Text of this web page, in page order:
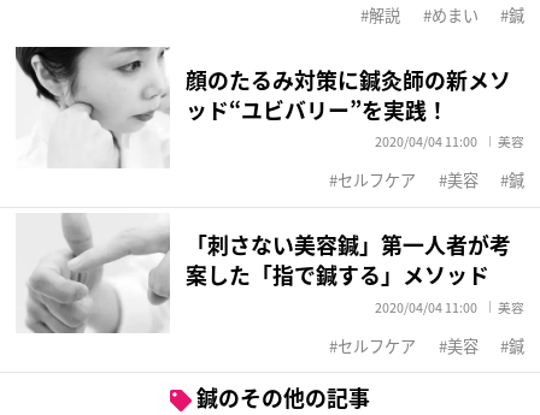
解説 めまい 鍼
顔のたるみ対策に鍼灸師の新メソ
ッド“ユビバリー”を実践！
2020/04/04 11:00 美容
セルフケア 美容 鍼
「刺さない美容鍼」第一人者が考
案した「指で鍼する」メソッド
2020/04/04 11:00 美容
セルフケア 美容 鍼
鍼のその他の記事